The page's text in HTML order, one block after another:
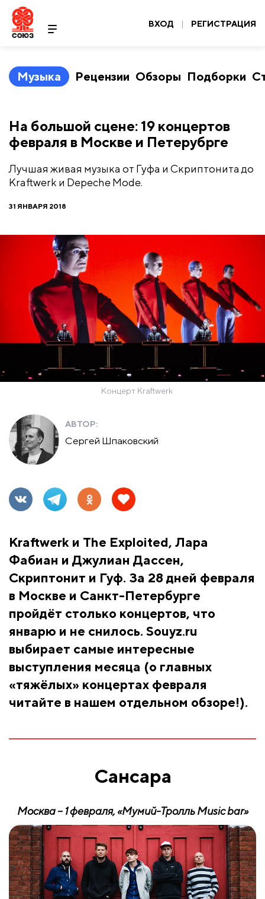
ВХОД | РЕГИСТРАЦИЯ
Музыка Рецензии Обзоры Подборки
На большой сцене: 19 концертов
февраля в Москве и Петерубрге
Лучшая живая музыка от Гуфа и Скриптонита до
Kraftwerk и Depeche Mode.
31 ЯНВАРЯ 2018
Концерт Kraftwerk
АВТОР:
Сергей Шпаковский
Kraftwerk и The Exploited, Лара
Фабиан и Джулиан Дассен,
Скриптонит и Гуф. За 28 дней февраля
в Москве и Санкт-Петербурге
пройдёт столько концертов, что
январю и не снилось. Souyz.ru
выбирает самые интересные
выступления месяца (о главных
«тяжёлых» концертах февраля
читайте в нашем отдельном обзоре!).
Сансара
Москва – 1 февраля, «Мумий-ТролльMusicbar»